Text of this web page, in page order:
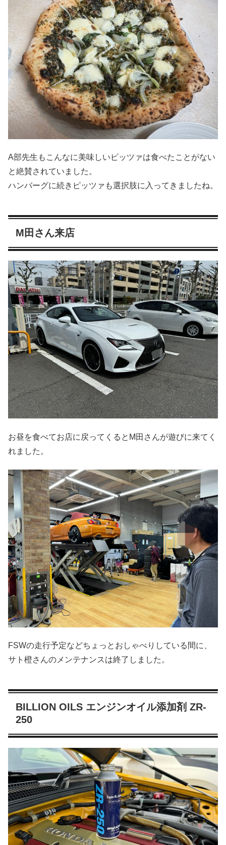
A部先生もこんなに美味しいピッツァは食べたことがない
と絶賛されていました。
ハンバーグに続きピッツァも選択肢に入ってきましたね。
M田さん来店
お昼を食べてお店に戻ってくるとM田さんが遊びに来てく
れました。
FSWの走行予定などちょっとおしゃべりしている間に、
サト橙さんのメンテナンスは終了しました。
BILLION OILS エンジンオイル添加剤 ZR-
250